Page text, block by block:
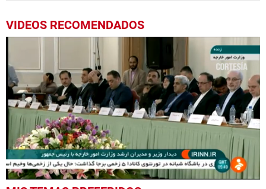
VIDEOS RECOMENDADOS